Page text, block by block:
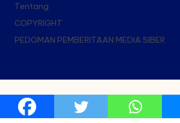
Tentang
COPYRIGHT
PEDOMAN PEMBERITAAN MEDIA SIBER
Copyright 2026 — Rilis Fakta. All